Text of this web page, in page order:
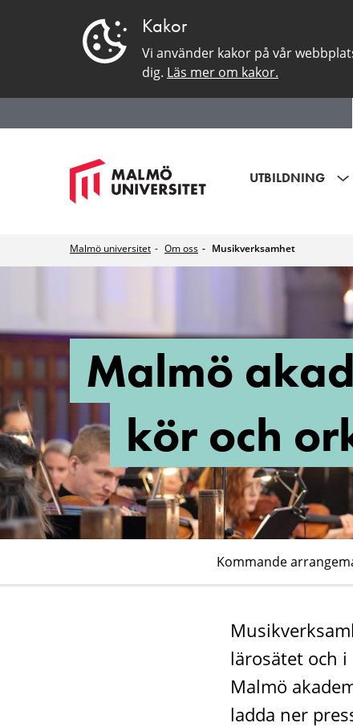
Kakor
Vi använder kakor på vår
dig. Läs mer om kakor.
UTBILDNING
Malmö universitet Om oss Musikverksamhet
Malmö
kör och
Kommande
lärosätet och
Malmö
ladda ner